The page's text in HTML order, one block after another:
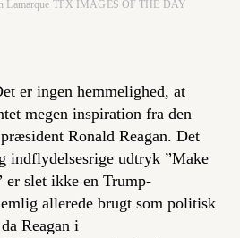
Lamarque TPX IMAGES OF THE DAY
er ingen hemmelighed, at
megen inspiration fra den
Ronald Reagan. Det
indflydelsesrige udtryk ”Make
er slet ikke en Trump-
allerede brugt som politisk
Reagan i